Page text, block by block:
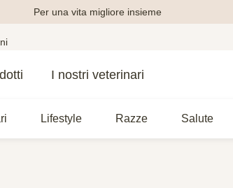
Per una vita migliore insieme
I nostri veterinari
Lifestyle Razze Salute